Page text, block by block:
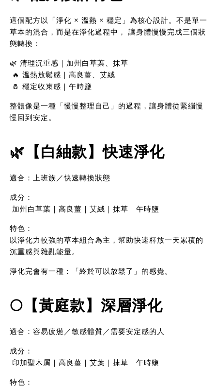
這個配方以「淨化 × 溫熱 × 穩定」為核心設計。不是單一
草本的混合，而是在淨化過程中， 讓身體慢慢完成三個狀
態轉換：
🌿 清理沉重感｜加州白草葉、抹草
🔥 溫熱放鬆感｜高良薑、艾絨
🧂 穩定收束感｜午時鹽
整體像是一種「慢慢整理自己」的過程，讓身體從緊繃慢
慢回到安定。
🌿【白紬款】快速淨化
適合：上班族／快速轉換狀態
成分：
加州白草葉｜高良薑｜艾絨｜抹草｜午時鹽
特色：
以淨化力較強的草本組合為主，幫助快速釋放一天累積的
沉重感與雜亂能量。
淨化完會有一種：「終於可以放鬆了」的感覺。
🌕【黃庭款】深層淨化
適合：容易疲憊／敏感體質／需要安定感的人
成分：
印加聖木屑｜高良薑｜艾葉｜抹草｜午時鹽
特色：